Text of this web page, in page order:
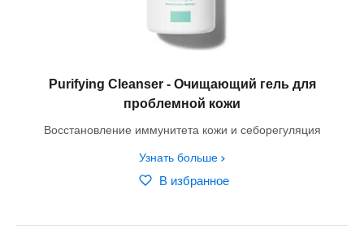
Purifying Cleanser - Очищающий гель для
проблемной кожи
Восстановление иммунитета кожи и себорегуляция
Узнать больше
В избранное